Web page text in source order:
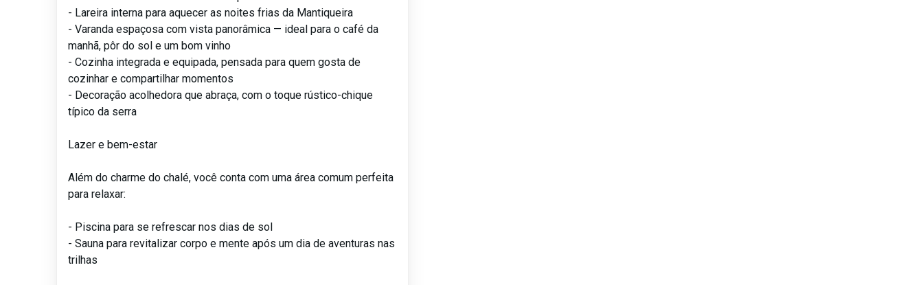
- Lareira interna para aquecer as noites frias da Mantiqueira
- Varanda espaçosa com vista panorâmica — ideal para o café da
manhã, pôr do sol e um bom vinho
- Cozinha integrada e equipada, pensada para quem gosta de
cozinhar e compartilhar momentos
- Decoração acolhedora que abraça, com o toque rústico-chique
típico da serra
Lazer e bem-estar
Além do charme do chalé, você conta com uma área comum perfeita
para relaxar:
- Piscina para se refrescar nos dias de sol
- Sauna para revitalizar corpo e mente após um dia de aventuras nas
trilhas